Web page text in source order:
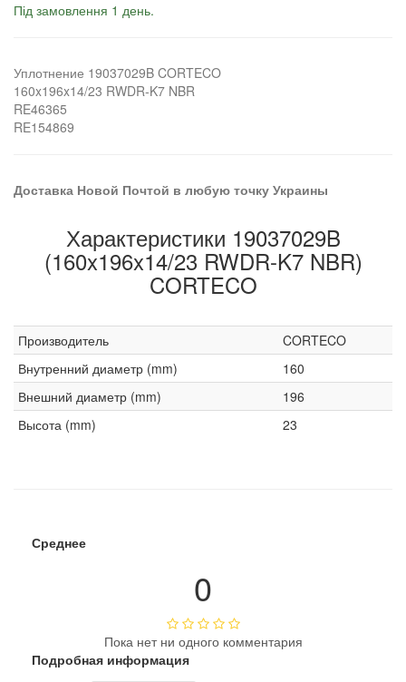
Під замовлення 1 день.
Уплотнение 19037029B CORTECO
160x196x14/23 RWDR-K7 NBR
RE46365
RE154869
Доставка Новой Почтой в любую точку Украины
Характеристики 19037029B
(160x196x14/23 RWDR-K7 NBR)
CORTECO
Производитель
CORTECO
Внутренний диаметр (mm)
160
Внешний диаметр (mm)
196
Высота (mm)
23
Среднее
0
Пока нет ни одного комментария
Подробная информация